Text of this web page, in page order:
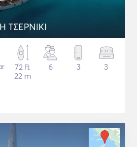
ΤΣΕΡΝΙΚΙ
72 ft
22 m
6 3 3